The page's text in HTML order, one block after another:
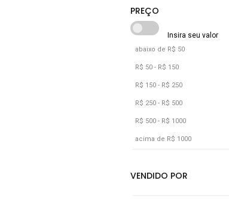
Campesi
Capodarte
abaixo de R$ 50
R$ 50 - R$ 150
R$ 150 - R$ 250
R$ 250 - R$ 500
R$ 500 - R$ 1000
acima de R$ 1000